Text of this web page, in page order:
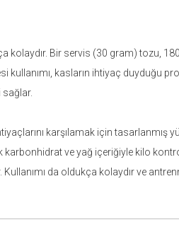
kolaydır. Bir servis (30 gram) tozu,
kasların ihtiyaç duyduğu
sağlar.
karşılamak için tasarlanmış
karbonhidrat ve yağ içeriğiyle kilo
da oldukça kolaydır ve